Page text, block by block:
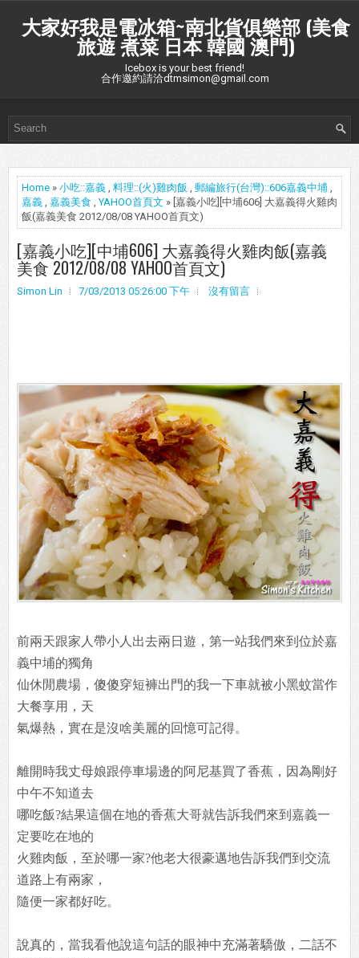
大家好我是電冰箱~南北貨俱樂部 (美食
旅遊 煮菜 日本 韓國 澳門)
Icebox is your best friend!
合作邀約請洽dtmsimon@gmail.com
Home » 小吃::嘉義 , 料理::(火)雞肉飯 , 郵編旅行(台灣)::606嘉義中埔 ,
嘉義 , 嘉義美食 ,YAHOO首頁文 » [嘉義小吃][中埔606] 大嘉義得火雞肉
飯(嘉義美食 2012/08/08 YAHOO首頁文)
[嘉義小吃][中埔606] 大嘉義得火雞肉飯(嘉義
美食 2012/08/08 YAHOO首頁文)
Simon Lin 7/03/2013 05:26:00 下午 沒有留言
前兩天跟家人帶小人出去兩日遊，第一站我們來到位於嘉
義中埔的獨角
仙休閒農場，傻傻穿短褲出門的我一下車就被小黑蚊當作
大餐享用，天
氣爆熱，實在是沒啥美麗的回憶可記得。
離開時我丈母娘跟停車場邊的阿尼基買了香蕉，因為剛好
中午不知道去
哪吃飯?結果這個在地的香蕉大哥就告訴我們來到嘉義一
定要吃在地的
火雞肉飯，至於哪一家?他老大很豪邁地告訴我們到交流
道路上有兩家，
隨便一家都好吃。
說真的，當我看他說這句話的眼神中充滿著驕傲，二話不